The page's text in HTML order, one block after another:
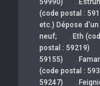
(code postal :
etc.) Dépose
neuf;
, Eth
postal : 59219)
59155)
,
(code postal :
59247)
,